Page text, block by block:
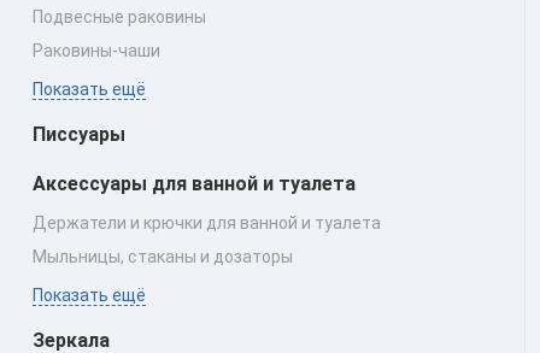
Подвесные раковины
Раковины‑чаши
Показать ещё
Писсуары
Аксессуары для ванной и туалета
Держатели и крючки для ванной и туалета
Мыльницы, стаканы и дозаторы
Показать ещё
Зеркала